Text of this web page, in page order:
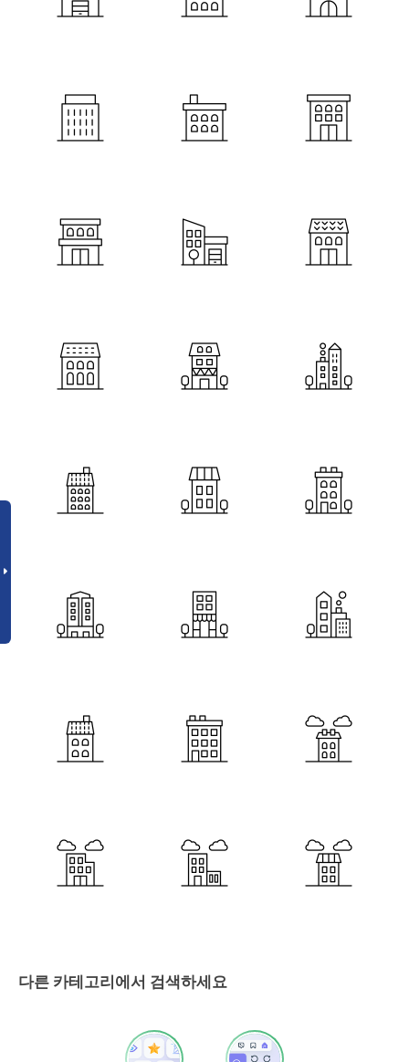
다른 카테고리에서 검색하세요